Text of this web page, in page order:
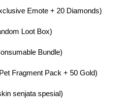
Emote + 20 Diamonds)
Loot Box)
Bundle)
Fragment Pack + 50 Gold)
senjata spesial)